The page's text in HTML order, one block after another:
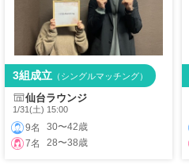
仙台ラウンジ
1/31(土) 15:00
9名
30〜42歳
7名
28〜38歳
3組成立 （シングルマッチング）